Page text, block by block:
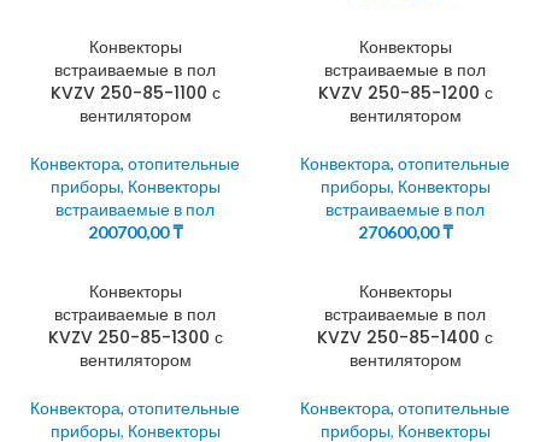
Конвекторы
встраиваемые в пол
KVZV 250-85-1100 с
вентилятором
Конвектора, отопительные
приборы, Конвекторы
встраиваемые в пол
200700,00₸
Конвекторы
встраиваемые в пол
KVZV 250-85-1200 с
вентилятором
Конвектора, отопительные
приборы, Конвекторы
встраиваемые в пол
270600,00₸
Конвекторы
встраиваемые в пол
KVZV 250-85-1300 с
вентилятором
Конвектора, отопительные
приборы, Конвекторы
Конвекторы
встраиваемые в пол
KVZV 250-85-1400 с
вентилятором
Конвектора, отопительные
приборы, Конвекторы